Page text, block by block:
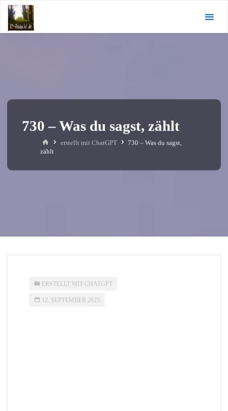
Zum
Inhalt
springen
730 – Was du sagst, zählt
Starterstellt mit ChatGPT
730 – Was du sagst,
zählt
ERSTELLT MIT CHATGPT
12. SEPTEMBER 2025